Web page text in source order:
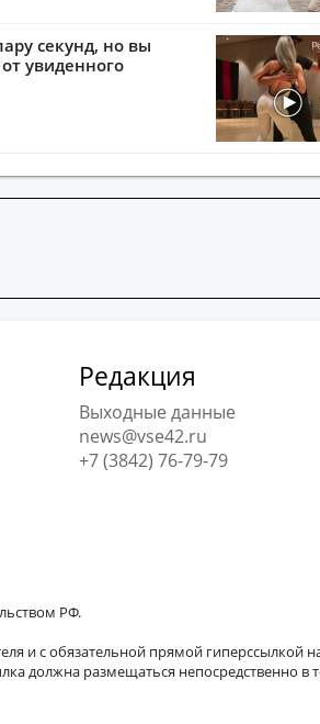
секунд, но вы
увиденного
Редакция
Выходные данные
news@vse42.ru
+7 (3842) 76-79-79
РФ.
и с обязательной прямой гиперссылкой
должна размещаться непосредственно в